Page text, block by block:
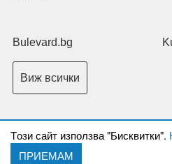
Tози сайт използва "Бисквитки".
ПРИЕМАМ
Bulevard.bg
Виж всички
Copyright © 2026 Ксениум ООД.